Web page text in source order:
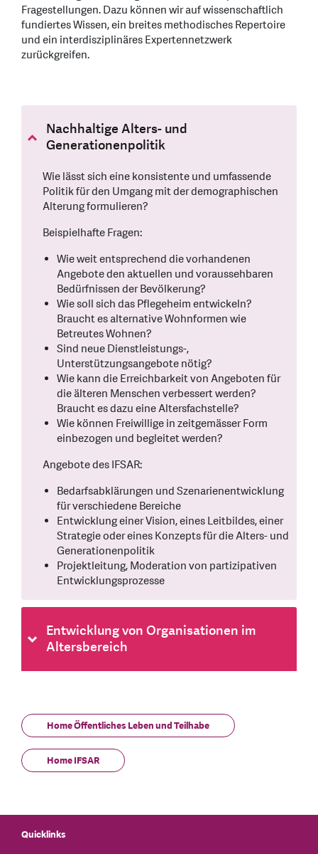
Fragestellungen. Dazu können wir auf wissenschaftlich
fundiertes Wissen, ein breites methodisches Repertoire
und ein interdisziplinäres Expertennetzwerk
zurückgreifen.
Nachhaltige Alters- und
Generationenpolitik
Wie lässt sich eine konsistente und umfassende
Politik für den Umgang mit der demographischen
Alterung formulieren?
Beispielhafte Fragen:
Wie weit entsprechend die vorhandenen
Angebote den aktuellen und voraussehbaren
Bedürfnissen der Bevölkerung?
Wie soll sich das Pflegeheim entwickeln?
Braucht es alternative Wohnformen wie
Betreutes Wohnen?
Sind neue Dienstleistungs-,
Unterstützungsangebote nötig?
Wie kann die Erreichbarkeit von Angeboten für
die älteren Menschen verbessert werden?
Braucht es dazu eine Altersfachstelle?
Wie können Freiwillige in zeitgemässer Form
einbezogen und begleitet werden?
Angebote des IFSAR:
Bedarfsabklärungen und Szenarienentwicklung
für verschiedene Bereiche
Entwicklung einer Vision, eines Leitbildes, einer
Strategie oder eines Konzepts für die Alters- und
Generationenpolitik
Projektleitung, Moderation von partizipativen
Entwicklungsprozesse
Entwicklung von Organisationen im
Altersbereich
Home Öffentliches Leben und Teilhabe
Home IFSAR
Quicklinks